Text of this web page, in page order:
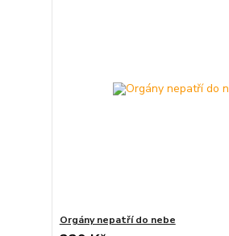
Orgány nepatří do nebe